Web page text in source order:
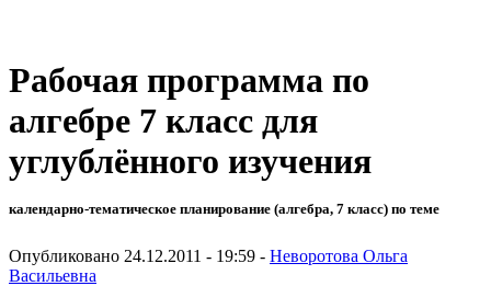
Рабочая программа по
алгебре 7 класс для
углублённого изучения
календарно-тематическое планирование (алгебра, 7 класс) по теме
Опубликовано 24.12.2011 - 19:59 - Неворотова Ольга
Васильевна